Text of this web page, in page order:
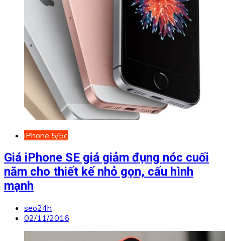
iPhone 5/5c
Giá iPhone SE giá giảm đụng nóc cuối
năm cho thiết kế nhỏ gọn, cấu hình
mạnh
seo24h
02/11/2016